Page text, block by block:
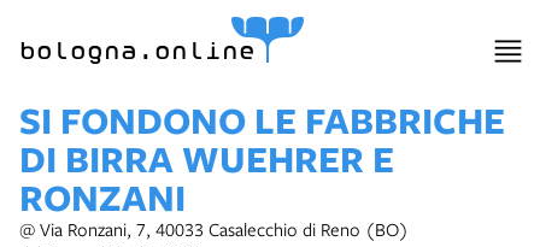
bologna.online
SI FONDONO LE FABBRICHE
DI BIRRA WUEHRER E
RONZANI
@ Via Ronzani, 7, 40033 Casalecchio di Reno (BO)